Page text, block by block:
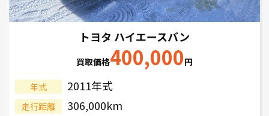
トヨタ ハイエースバン
買取価格400,000円
年式 2011年式
走行距離 306,000km